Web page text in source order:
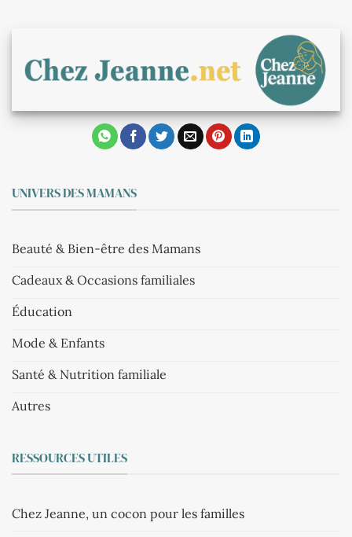
UNIVERS DES MAMANS
Beauté & Bien-être des Mamans
Cadeaux & Occasions familiales
Éducation
Mode & Enfants
Santé & Nutrition familiale
Autres
RESSOURCES UTILES
Chez Jeanne, un cocon pour les familles